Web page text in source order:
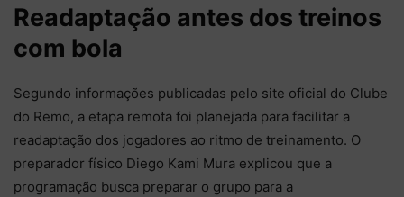
Readaptação antes dos treinos
com bola
Segundo informações publicadas pelo site oficial do Clube
do Remo, a etapa remota foi planejada para facilitar a
readaptação dos jogadores ao ritmo de treinamento. O
preparador físico Diego Kami Mura explicou que a
programação busca preparar o grupo para a